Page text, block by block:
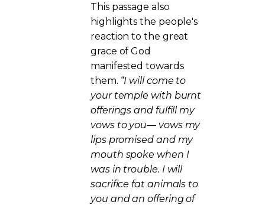
This passage also
highlights the people's
reaction to the great
grace of God
manifested towards
them. “I will come to
your temple with burnt
offerings and fulfill my
vows to you— vows my
lips promised and my
mouth spoke when I
was in trouble. I will
sacrifice fat animals to
you and an offering of